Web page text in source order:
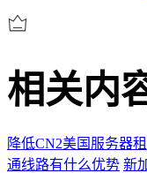
相关内
降低CN2美国服务器
通线路有什么优势 新